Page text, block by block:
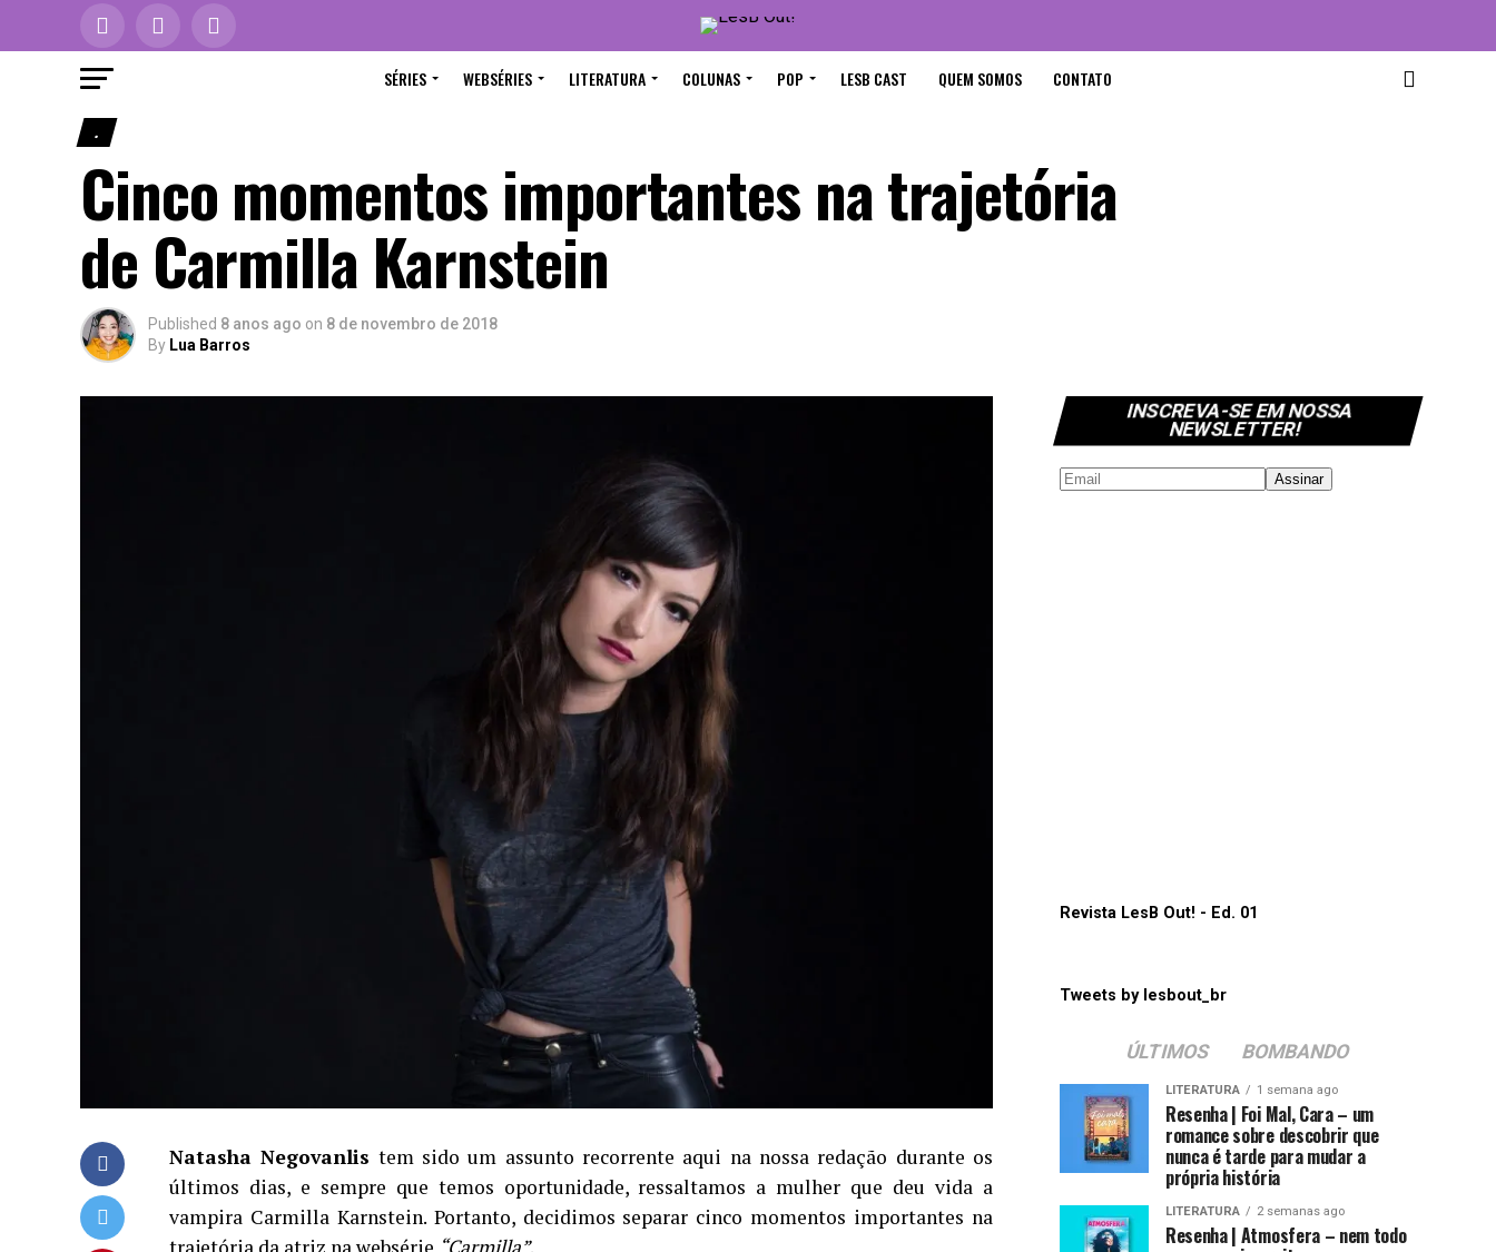
SÉRIES WEBSÉRIES LITERATURA COLUNAS POP LESB CAST QUEM SOMOS CONTATO
.
Cinco momentos importantes na trajetória
de Carmilla Karnstein
Published 8 anos ago on 8 de novembro de 2018
By Lua Barros
Natasha Negovanlis tem sido um assunto recorrente aqui na nossa redação durante os
últimos dias, e sempre que temos oportunidade, ressaltamos a mulher que deu vida a
vampira Carmilla Karnstein. Portanto, decidimos separar cinco momentos importantes na
trajetória da atriz na websérie “Carmilla”.
INSCREVA-SE EM NOSSA
NEWSLETTER!
Revista LesB Out! - Ed. 01
Tweets by lesbout_br
ÚLTIMOS BOMBANDO
LITERATURA 1 semana ago
Resenha | Foi Mal, Cara – um
romance sobre descobrir que
nunca é tarde para mudar a
própria história
LITERATURA 2 semanas ago
Resenha | Atmosfera – nem todo